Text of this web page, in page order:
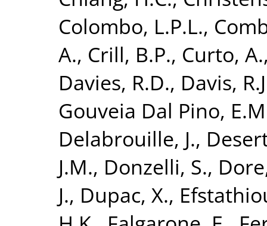
Colombo, L.P.L.,
A., Crill, B.P., Curto, A.
Davies, R.D., Davis,
Gouveia Dal Pino,
Delabrouille, J.,
J.M., Donzelli, S.,
J., Dupac, X.,